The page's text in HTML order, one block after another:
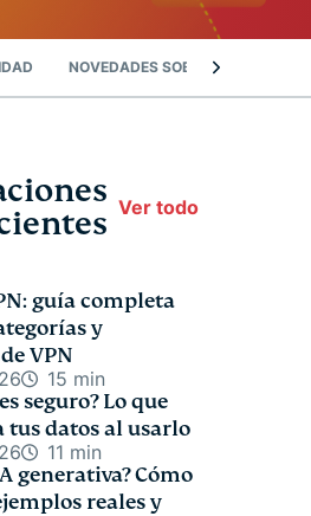
NOVEDADES SOBRE PRIVACIDAD
Ver todo
guía completa
y
VPN
15 min
seguro? Lo que
tus datos al usarlo
11 min
generativa? Cómo
reales y